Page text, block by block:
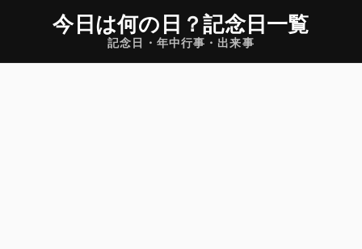
今日は何の日 ？記念日一覧
記念日・年中行事・出来事